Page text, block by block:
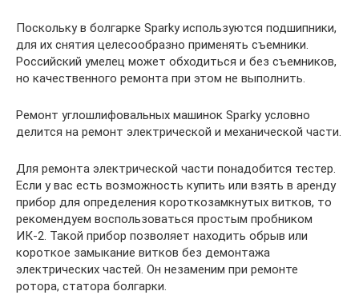
Поскольку в болгарке Sparky используются подшипники,
для их снятия целесообразно применять съемники.
Российский умелец может обходиться и без съемников,
но качественного ремонта при этом не выполнить.
Ремонт углошлифовальных машинок Sparky условно
делится на ремонт электрической и механической части.
Для ремонта электрической части понадобится тестер.
Если у вас есть возможность купить или взять в аренду
прибор для определения короткозамкнутых витков, то
рекомендуем воспользоваться простым пробником
ИК-2. Такой прибор позволяет находить обрыв или
короткое замыкание витков без демонтажа
электрических частей. Он незаменим при ремонте
ротора, статора болгарки.